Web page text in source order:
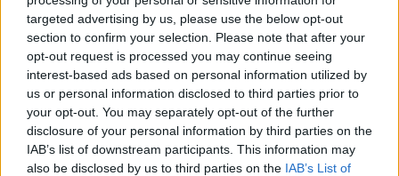
targeted advertising by us, please use the below opt-out
section to confirm your selection. Please note that after your
opt-out request is processed you may continue seeing
interest-based ads based on personal information utilized by
us or personal information disclosed to third parties prior to
your opt-out. You may separately opt-out of the further
disclosure of your personal information by third parties on the
IAB’s list of downstream participants. This information may
also be disclosed by us to third parties on the IAB’s List of